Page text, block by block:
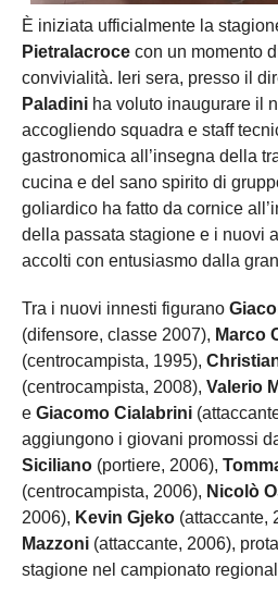
È iniziata ufficialmente la
Pietralacroce con un momento
convivialità. Ieri sera, presso il
Paladini ha voluto inaugurare il
accogliendo squadra e staff
gastronomica all’insegna della
cucina e del sano spirito di
goliardico ha fatto da cornice
della passata stagione e i nuovi
accolti con entusiasmo dalla
Tra i nuovi innesti figurano
(difensore, classe 2007), Marco
(centrocampista, 1995),
(centrocampista, 2008), Valerio
e Giacomo Cialabrini
aggiungono i giovani promossi
Siciliano (portiere, 2006),
(centrocampista, 2006), Nicolò
2006), Kevin Gjeko (attaccante,
Mazzoni (attaccante, 2006),
stagione nel campionato